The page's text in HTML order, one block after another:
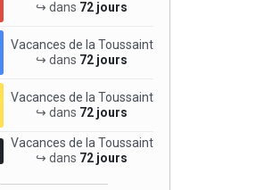
↪ dans 72 jours
Vacances de la Toussaint
↪ dans 72 jours
Vacances de la Toussaint
↪ dans 72 jours
Vacances de la Toussaint
↪ dans 72 jours